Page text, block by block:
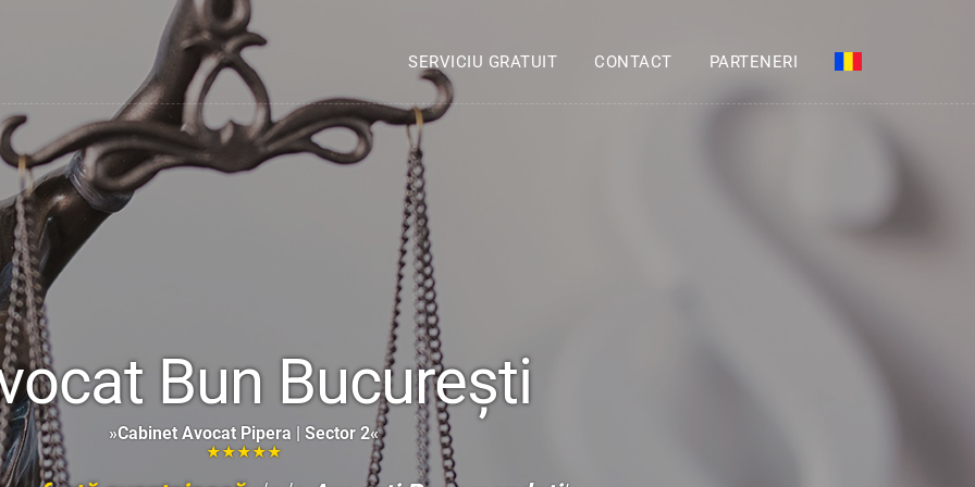
SERVICIU GRATUIT CONTACT PARTENERI
Bun București
»Cabinet Avocat Pipera | Sector 2«
★★★★★